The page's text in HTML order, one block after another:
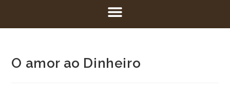
O amor ao Dinheiro